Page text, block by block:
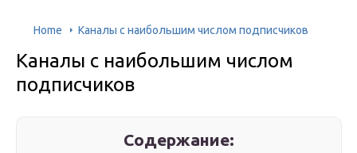
Home Каналы с наибольшим числом подписчиков
Каналы с наибольшим числом
подписчиков
Содержание: